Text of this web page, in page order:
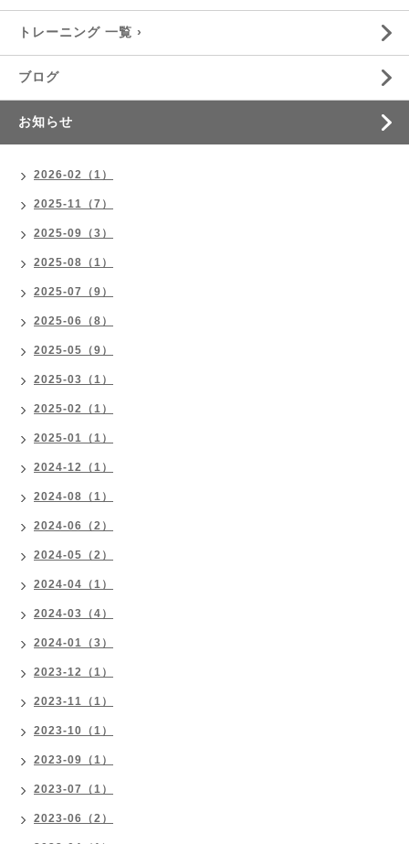
トレーニング 一覧 ›
ブログ
お知らせ
2026-02（1）
2025-11（7）
2025-09（3）
2025-08（1）
2025-07（9）
2025-06（8）
2025-05（9）
2025-03（1）
2025-02（1）
2025-01（1）
2024-12（1）
2024-08（1）
2024-06（2）
2024-05（2）
2024-04（1）
2024-03（4）
2024-01（3）
2023-12（1）
2023-11（1）
2023-10（1）
2023-09（1）
2023-07（1）
2023-06（2）